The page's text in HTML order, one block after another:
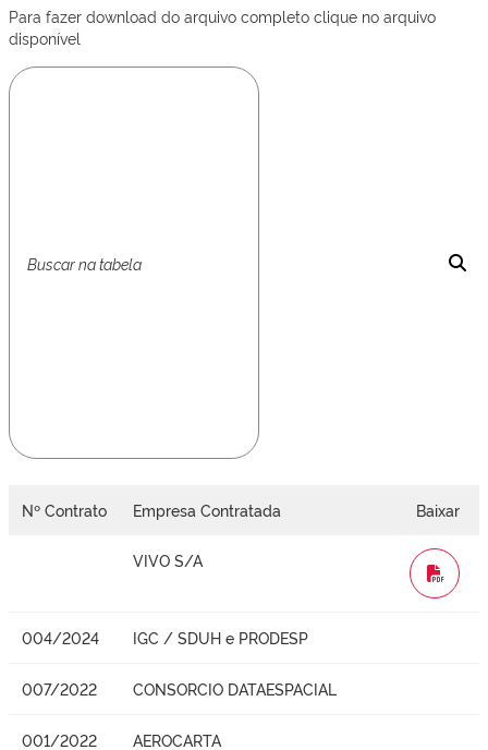
Para fazer download do arquivo completo clique no arquivo
disponível
Nº Contrato Empresa Contratada Baixar
VIVO S/A
WORD
004/2024 IGC / SDUH e PRODESP
007/2022 CONSORCIO DATAESPACIAL
001/2022 AEROCARTA